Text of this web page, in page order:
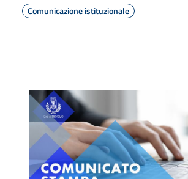
Comunicazione istituzionale